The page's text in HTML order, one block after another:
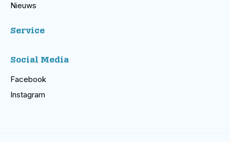
Nieuws
Service
Social Media
Facebook
Instagram